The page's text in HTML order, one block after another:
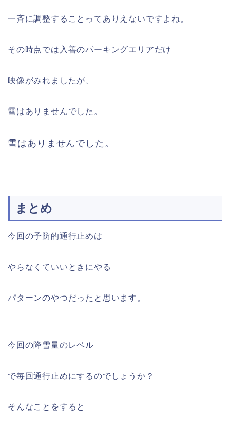
一斉に調整することってありえないですよね。
その時点では入善のパーキングエリアだけ
映像がみれましたが、
雪はありませんでした。
雪はありませんでした。
まとめ
今回の予防的通行止めは
やらなくていいときにやる
パターンのやつだったと思います。
今回の降雪量のレベル
で毎回通行止めにするのでしょうか？
そんなことをすると